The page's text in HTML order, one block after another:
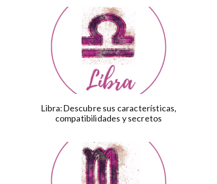
Libra:Descubre sus características,
compatibilidades y secretos